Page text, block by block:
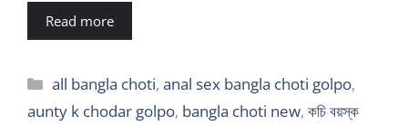
Read more
Categories
all bangla choti,anal sex bangla choti golpo,
aunty k chodar golpo, bangla choti new, কচি বয়স্ক